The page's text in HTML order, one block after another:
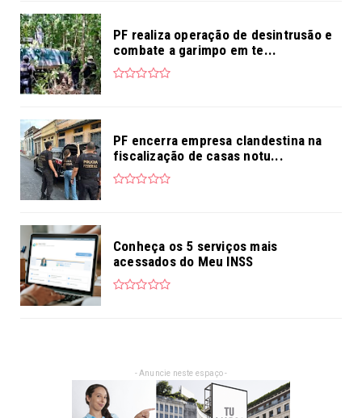
PF realiza operação de desintrusão e
combate a garimpo em te...
PF encerra empresa clandestina na
fiscalização de casas notu...
Conheça os 5 serviços mais
acessados do Meu INSS
- Anuncie neste espaço -